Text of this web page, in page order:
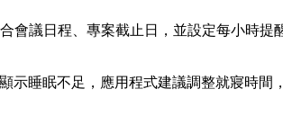
會議日程、專案截止日，並設定每小時
示睡眠不足，應用程式建議調整就寢時間